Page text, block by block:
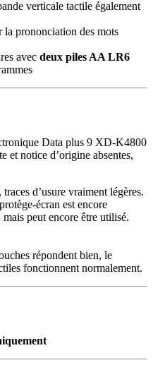
verticale tactile également
prononciation des mots
avec deux piles AA LR6
Data plus 9 XD-K4800
et notice d’origine absentes,
d’usure vraiment légères.
écran est encore
peut encore être utilisé.
répondent bien, le
fonctionnent normalement.